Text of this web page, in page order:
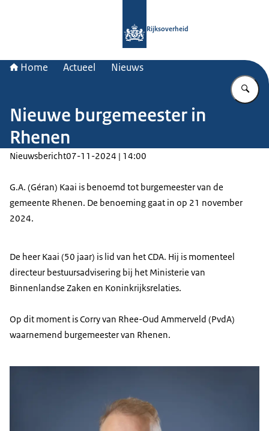
Rijksoverheid
Home Actueel Nieuws
Nieuwe burgemeester in
Rhenen
Nieuwsbericht07-11-2024 | 14:00
G.A. (Géran) Kaai is benoemd tot burgemeester van de
gemeente Rhenen. De benoeming gaat in op 21 november
2024.
De heer Kaai (50 jaar) is lid van het CDA. Hij is momenteel
directeur bestuursadvisering bij het Ministerie van
Binnenlandse Zaken en Koninkrijksrelaties.
Op dit moment is Corry van Rhee-Oud Ammerveld (PvdA)
waarnemend burgemeester van Rhenen.